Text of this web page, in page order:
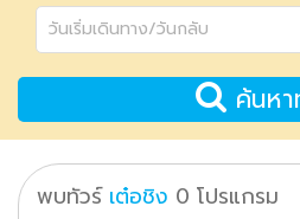
ค้นห
พบทัวร์ เต๋อชิง 0 โปรแกรม